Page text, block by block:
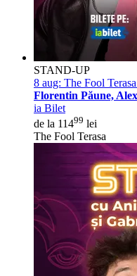
STAND-UP
8 aug: The Fool
Florentin Păune,
ia Bilet
de la 11499 lei
The Fool Terasa